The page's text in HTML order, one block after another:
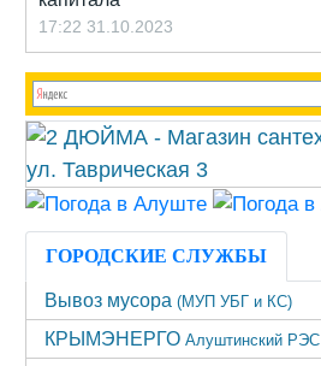
17:22 31.10.2023
ГОРОДСКИЕ СЛУЖБЫ
Вывоз мусора (МУП УБГ и КС)
КРЫМЭНЕРГО Алуштинский РЭС